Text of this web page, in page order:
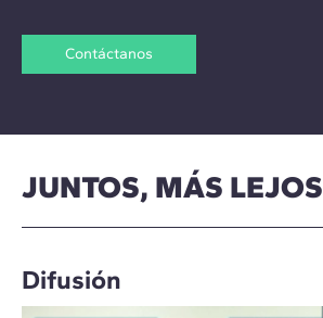
Contáctanos
JUNTOS, MÁS LEJOS
Difusión